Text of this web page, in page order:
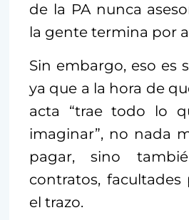
de la PA nunca
la gente termina por
Sin embargo, eso es
ya que a la hora de
acta “trae todo lo
imaginar”, no nada
pagar, sino
contratos, facultades
el trazo.